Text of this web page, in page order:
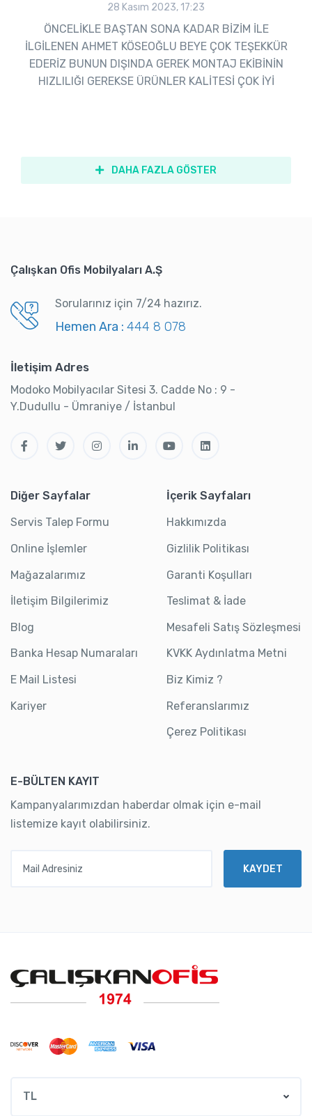
28 Kasım 2023, 17:23
ÖNCELİKLE BAŞTAN SONA KADAR BİZİM İLE
İLGİLENEN AHMET KÖSEOĞLU BEYE ÇOK TEŞEKKÜR
EDERİZ BUNUN DIŞINDA GEREK MONTAJ EKİBİNİN
HIZLILIĞI GEREKSE ÜRÜNLER KALİTESİ ÇOK İYİ
DAHA FAZLA GÖSTER
Çalışkan Ofis Mobilyaları A.Ş
Sorularınız için 7/24 hazırız.
Hemen Ara : 444 8 078
İletişim Adres
Modoko Mobilyacılar Sitesi 3. Cadde No : 9 -
Y.Dudullu - Ümraniye / İstanbul
Diğer Sayfalar
Servis Talep Formu
Online İşlemler
Mağazalarımız
İletişim Bilgilerimiz
Blog
Banka Hesap Numaraları
E Mail Listesi
Kariyer
İçerik Sayfaları
Hakkımızda
Gizlilik Politikası
Garanti Koşulları
Teslimat & İade
Mesafeli Satış Sözleşmesi
KVKK Aydınlatma Metni
Biz Kimiz ?
Referanslarımız
Çerez Politikası
E-BÜLTEN KAYIT
Kampanyalarımızdan haberdar olmak için e-mail
listemize kayıt olabilirsiniz.
KAYDET
TL